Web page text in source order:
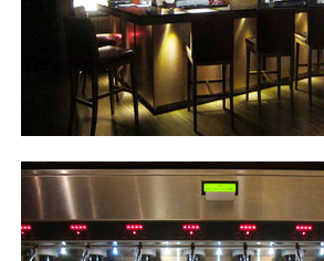
活動實況記錄
媒體報導一覽
合作與代言
訂閱電子報